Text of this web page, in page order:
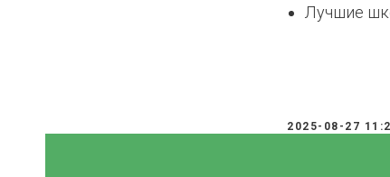
Лучшие
2025-08-27